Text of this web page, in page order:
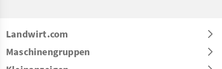
Landwirt.com
Maschinengruppen